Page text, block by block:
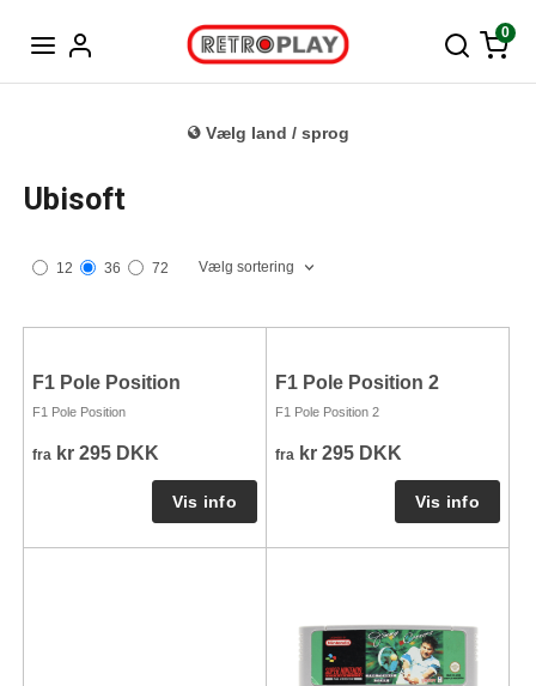
0
Vælg land / sprog
Ubisoft
12 36 72 Vælg sortering
F1 Pole Position
F1 Pole Position
fra kr 295 DKK
F1 Pole Position 2
F1 Pole Position 2
fra kr 295 DKK